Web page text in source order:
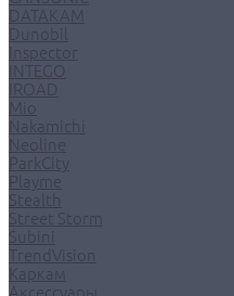
DATAKAM
Dunobil
Inspector
INTEGO
IROAD
Mio
Nakamichi
Neoline
ParkCity
Playme
Stealth
Street Storm
Subini
TrendVision
Каркам
Аксессуары